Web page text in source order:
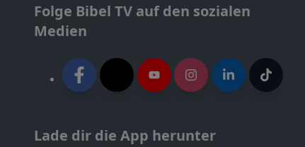
Folge Bibel TV auf den sozialen
Medien
Lade dir die App herunter